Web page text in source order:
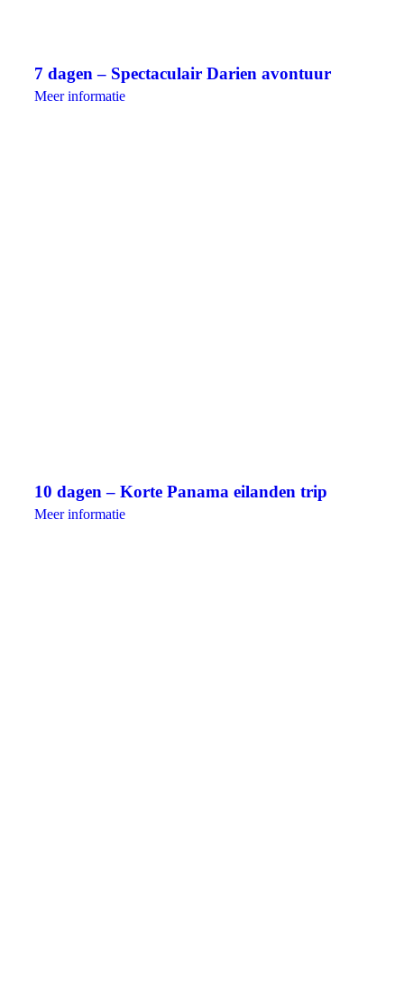
7 dagen – Spectaculair Darien avontuur
Meer informatie
10 dagen – Korte Panama eilanden trip
Meer informatie